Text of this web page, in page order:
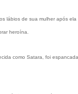
lábios de sua mulher após
heroína.
como Satara, foi